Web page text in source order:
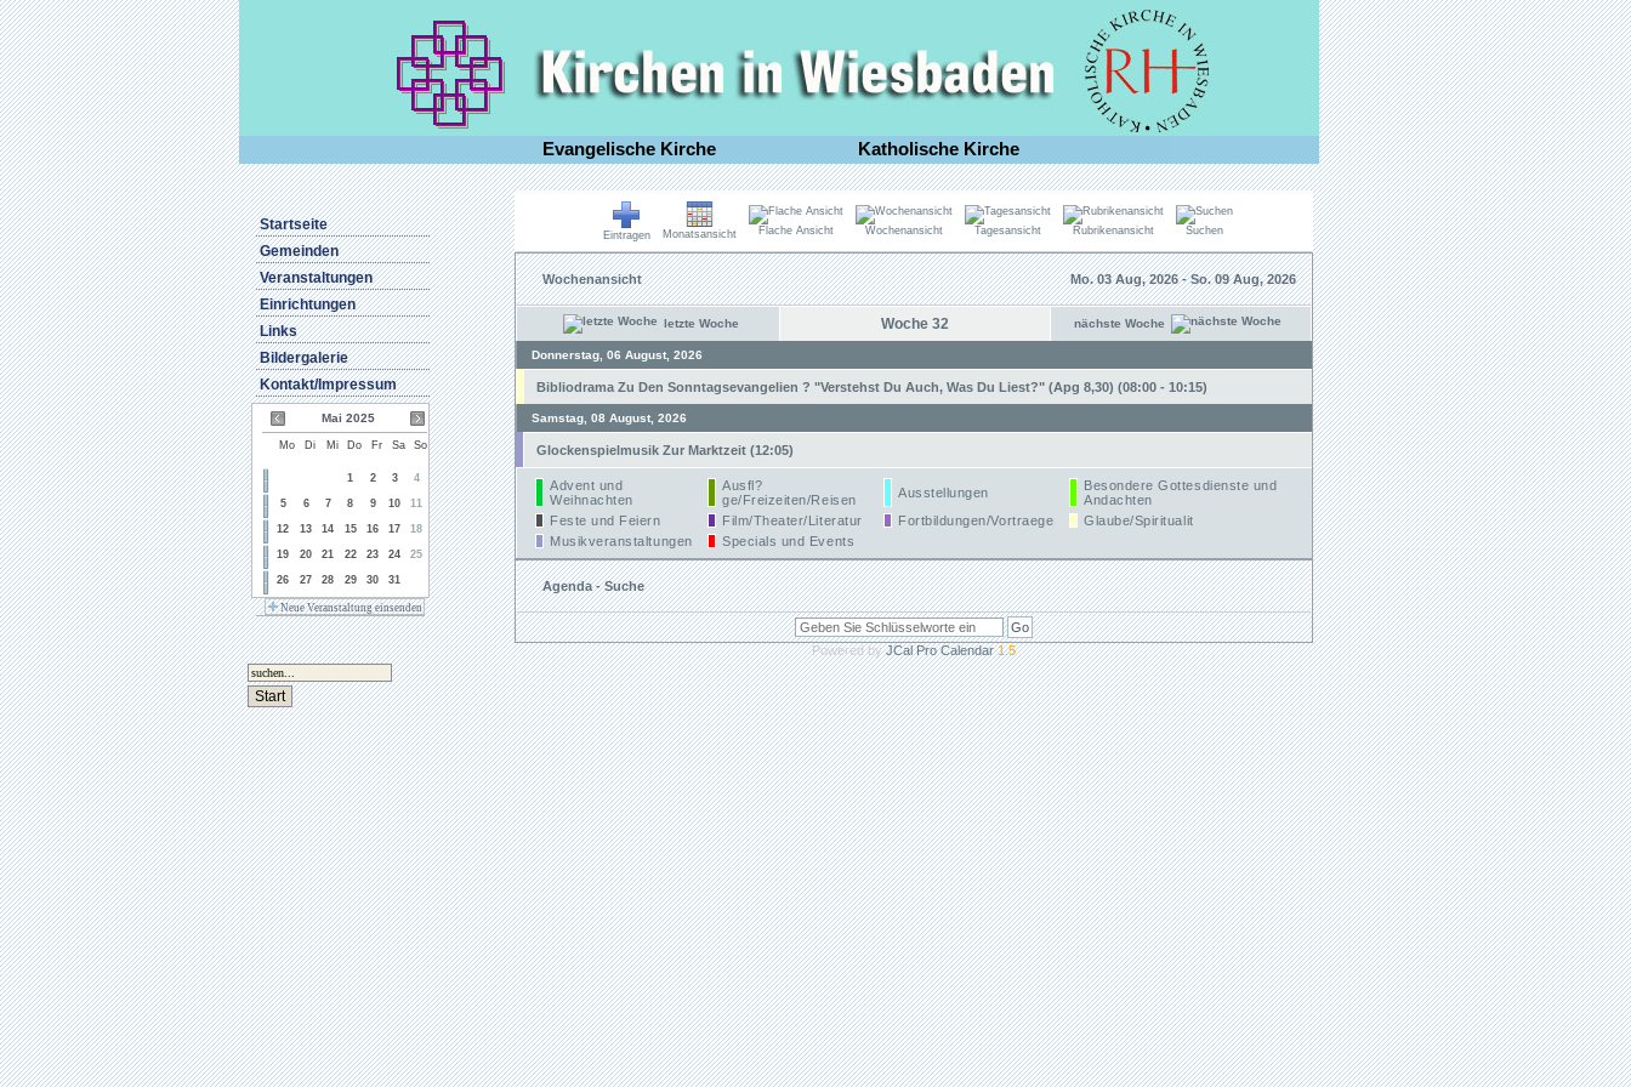
Evangelische Kirche Katholische Kirche
Startseite
Gemeinden
Veranstaltungen
Einrichtungen
Links
Bildergalerie
Kontakt/Impressum
Mai 2025
Mo Di Mi Do Fr Sa So
1 2 3 4
5 6 7 8 9 10 11
12 13 14 15 16 17 18
19 20 21 22 23 24 25
26 27 28 29 30 31
Neue Veranstaltung einsenden
Eintragen Monatsansicht Flache Ansicht Wochenansicht Tagesansicht Rubrikenansicht Suchen
Wochenansicht Mo. 03 Aug, 2026 - So. 09 Aug, 2026
letzte Woche Woche 32 nächste Woche
Donnerstag, 06 August, 2026
Bibliodrama Zu Den Sonntagsevangelien ? "Verstehst Du Auch, Was Du Liest?" (Apg 8,30) (08:00 - 10:15)
Samstag, 08 August, 2026
Glockenspielmusik Zur Marktzeit (12:05)
Advent und
Weihnachten
Ausfl?
ge/Freizeiten/Reisen
Ausstellungen
Besondere Gottesdienste und
Andachten
Feste und Feiern
Film/Theater/Literatur Fortbildungen/Vortraege
Glaube/Spiritualit
Musikveranstaltungen
Specials und Events
Agenda - Suche
Powered byJCal Pro Calendar1.5